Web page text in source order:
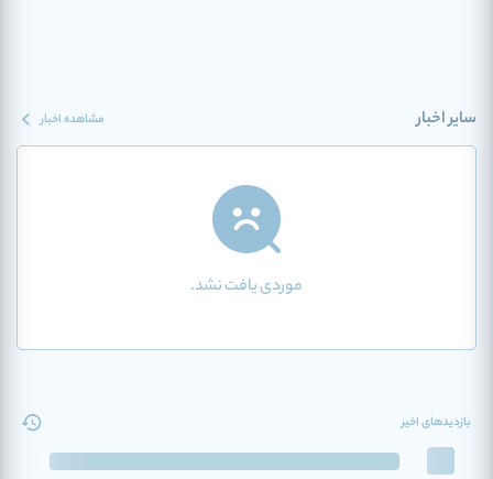
سایر اخبار مشاهده اخبار
موردی یافت نشد.
بازدیدهای اخیر